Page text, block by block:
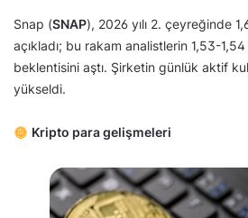
Snap (SNAP), 2026 yılı 2. çeyreğinde
açıkladı; bu rakam analistlerin 1,53-
beklentisini aştı. Şirketin günlük aktif
yükseldi.
Kripto para gelişmeleri